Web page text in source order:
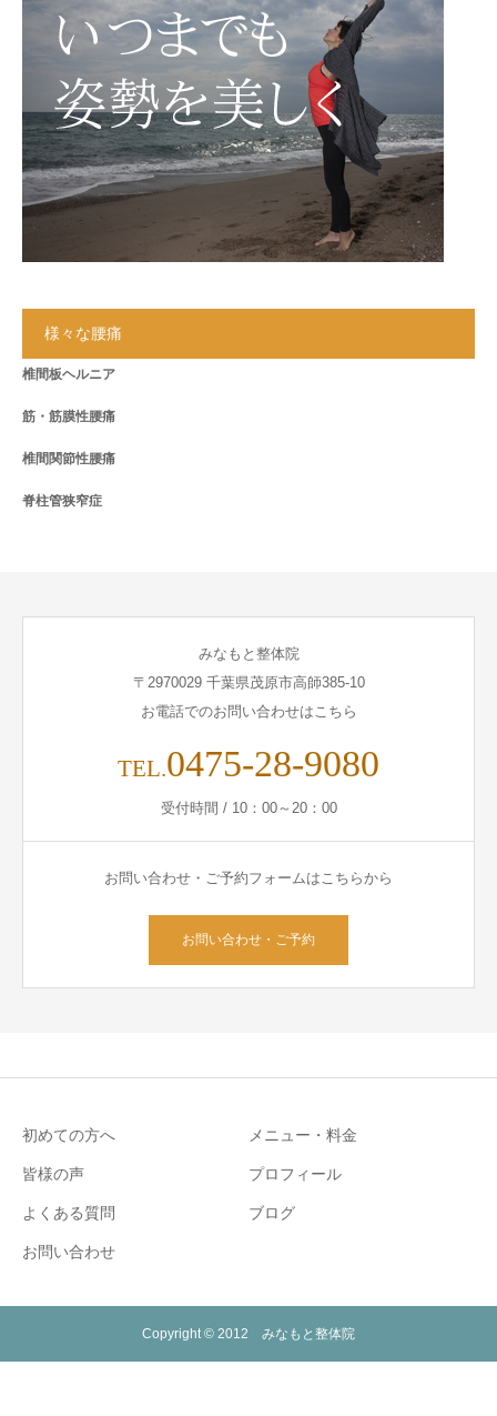
様々な腰痛
椎間板ヘルニア
筋・筋膜性腰痛
椎間関節性腰痛
脊柱管狭窄症
みなもと整体院
〒2970029 千葉県茂原市高師385-10
お電話でのお問い合わせはこちら
TEL.0475-28-9080
受付時間 / 10：00～20：00
お問い合わせ・ご予約フォームはこちらから
お問い合わせ・ご予約
初めての方へ メニュー・料金
皆様の声 プロフィール
よくある質問 ブログ
お問い合わせ
Copyright © 2012 みなもと整体院